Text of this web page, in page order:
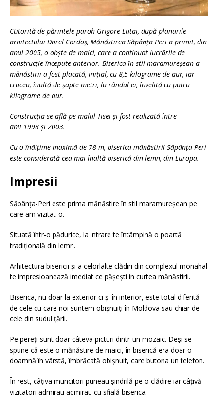
Ctitorită de părintele paroh Grigore Lutai, după planurile
arhitectului Dorel Cordoș, Mănăstirea Săpânța Peri a primit, din
anul 2005, o obște de maici, care a continuat lucrările de
construcție începute anterior. Biserica în stil maramureșean a
mănăstirii a fost placată, inițial, cu 8,5 kilograme de aur, iar
crucea, înaltă de șapte metri, la rândul ei, învelită cu patru
kilograme de aur.
Construcția se află pe malul Tisei și fost realizată între
anii 1998 și 2003.
Cu o înălțime maximă de 78 m, biserica mânăstirii Săpânța-Peri
este considerată cea mai înaltă biserică din lemn, din Europa.
Impresii
Săpânța-Peri este prima mănăstire în stil maramureșean pe
care am vizitat-o.
Situată într-o pădurice, la intrare te întâmpină o poartă
tradițională din lemn.
Arhitectura bisericii și a celorlalte clădiri din complexul monahal
te impresioanează imediat ce pășești in curtea mănăstirii.
Biserica, nu doar la exterior ci și în interior, este total diferită
de cele cu care noi suntem obișnuiți în Moldova sau chiar de
cele din sudul țării.
Pe pereți sunt doar câteva picturi dintr-un mozaic. Deși se
spune că este o mănăstire de maici, în biserică era doar o
doamnă în vârstă, îmbrăcată obișnuit, care butona un telefon.
În rest, câțiva muncitori puneau șindrilă pe o clădire iar câțivă
vizitatori admirau admirau cu sfială biserica.